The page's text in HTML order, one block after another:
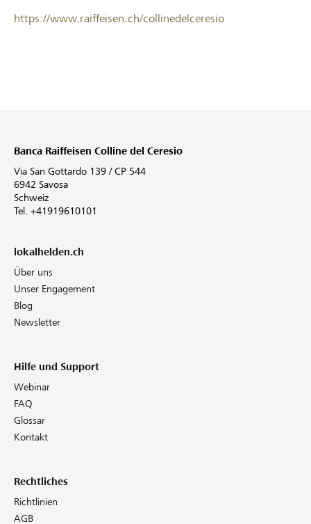
https://www.raiffeisen.ch/collinedelceresio
Banca Raiffeisen Colline del Ceresio
Via San Gottardo 139 / CP 544
6942 Savosa
Schweiz
Tel. +41919610101
lokalhelden.ch
Über uns
Unser Engagement
Blog
Newsletter
Hilfe und Support
Webinar
FAQ
Glossar
Kontakt
Rechtliches
Richtlinien
AGB